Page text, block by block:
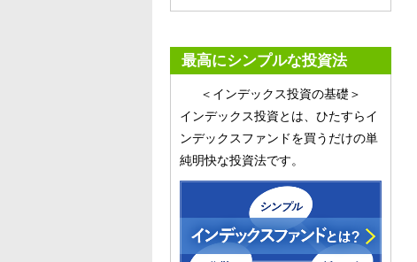
最高にシンプルな投資法
＜インデックス投資の基礎＞
インデックス投資とは、ひたすらイ
ンデックスファンドを買うだけの単
純明快な投資法です。